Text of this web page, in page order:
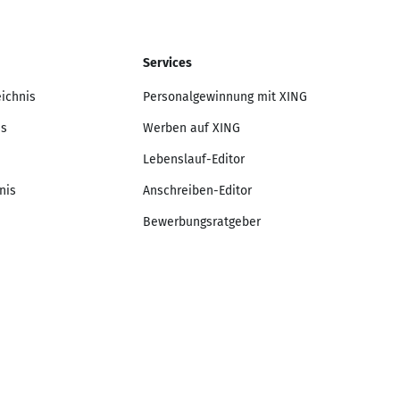
Services
Personalgewinnung mit XING
Werben auf XING
Lebenslauf-Editor
Anschreiben-Editor
Bewerbungsratgeber